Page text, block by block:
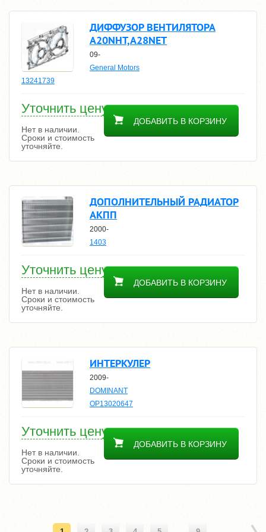
ДИФФУЗОР ВЕНТИЛЯТОРА
A20NHT,A28NET
09-
General Motors
13241739
Уточнить цену
ДОБАВИТЬ В КОРЗИНУ
Нет в наличии.
Сроки и стоимость
уточняйте.
ДОПОЛНИТЕЛЬНЫЙ РАДИАТОР
АКПП
2000-
1403
Уточнить цену
ДОБАВИТЬ В КОРЗИНУ
Нет в наличии.
Сроки и стоимость
уточняйте.
ИНТЕРКУЛЕР
2009-
DOMINANT
OP13020647
Уточнить цену
ДОБАВИТЬ В КОРЗИНУ
Нет в наличии.
Сроки и стоимость
уточняйте.